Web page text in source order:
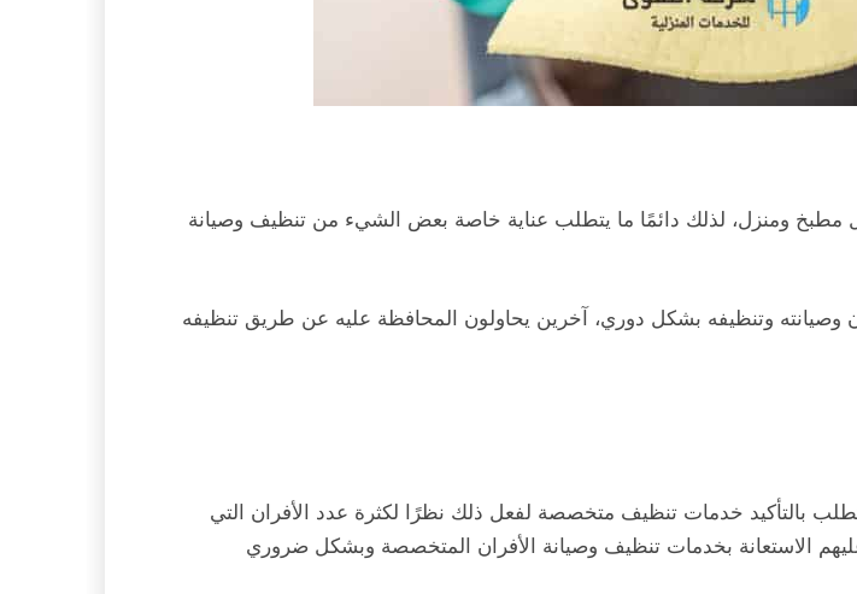
مطبخ ومنزل، لذلك دائمًا ما يتطلب عناية خاصة بعض الشيء من تنظيف وصيانة
وتنظيفه بشكل دوري، آخرين يحاولون المحافظة عليه عن طريق تنظيفه
بالتأكيد خدمات تنظيف متخصصة لفعل ذلك نظرًا لكثرة عدد الأفران التي
الاستعانة بخدمات تنظيف وصيانة الأفران المتخصصة وبشكل ضروري